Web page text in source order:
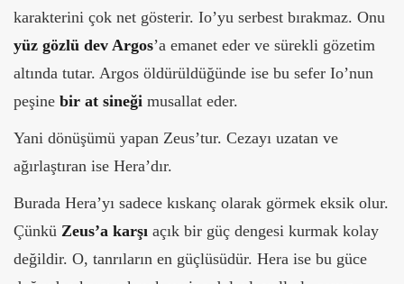
karakterini çok net gösterir. Io’yu serbest bırakmaz. Onu
yüz gözlü dev Argos’a emanet eder ve sürekli gözetim
altında tutar. Argos öldürüldüğünde ise bu sefer Io’nun
peşine bir at sineği musallat eder.
Yani dönüşümü yapan Zeus’tur. Cezayı uzatan ve
ağırlaştıran ise Hera’dır.
Burada Hera’yı sadece kıskanç olarak görmek eksik olur.
Çünkü Zeus’a karşı açık bir güç dengesi kurmak kolay
değildir. O, tanrıların en güçlüsüdür. Hera ise bu güce